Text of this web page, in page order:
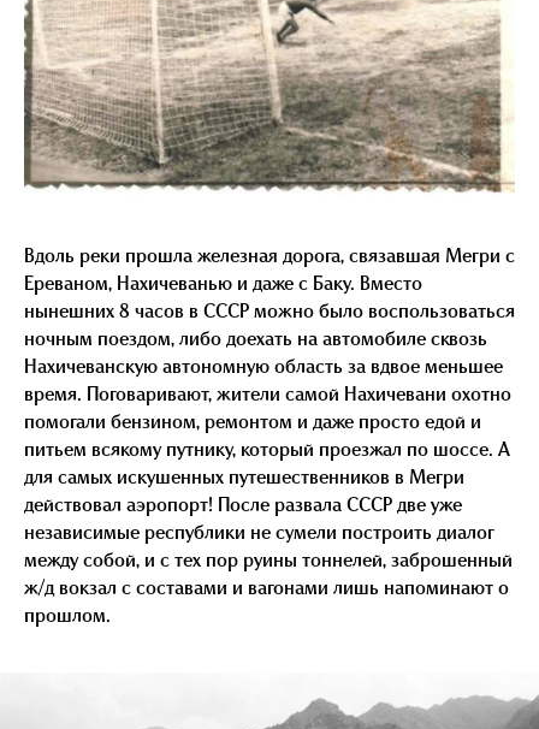
Вдоль реки прошла железная дорога, связавшая Мегри с
Ереваном, Нахичеванью и даже с Баку. Вместо
нынешних 8 часов в СССР можно было воспользоваться
ночным поездом, либо доехать на автомобиле сквозь
Нахичеванскую автономную область за вдвое меньшее
время. Поговаривают, жители самой Нахичевани охотно
помогали бензином, ремонтом и даже просто едой и
питьем всякому путнику, который проезжал по шоссе. А
для самых искушенных путешественников в Мегри
действовал аэропорт! После развала СССР две уже
независимые республики не сумели построить диалог
между собой, и с тех пор руины тоннелей, заброшенный
ж/д вокзал с составами и вагонами лишь напоминают о
прошлом.